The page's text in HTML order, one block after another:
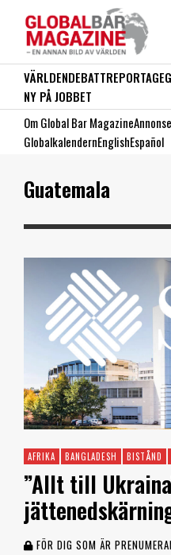
VÄRLDENDEBATTREPORTAGE
NY PÅ JOBBET
Om Global Bar Magazine
GlobalkalendernEnglishEspañol
Guatemala
AFRIKA BANGLADESH BISTÅND
”Allt till
FÖR DIG SOM ÄR